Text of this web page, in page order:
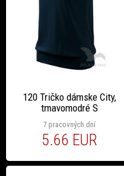
120 Tričko dámske City,
tmavomodré S
7 pracovných dní
5.66 EUR